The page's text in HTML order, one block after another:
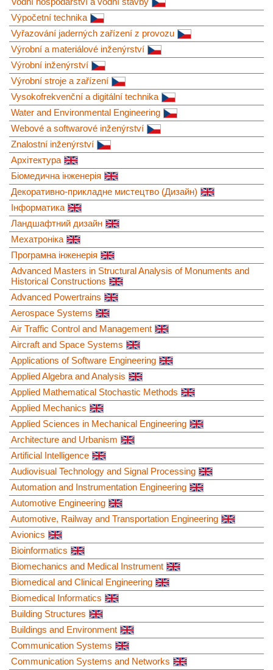
Výpočetní technika
Vyřazování jaderných zařízení z provozu
Výrobní a materiálové inženýrství
Výrobní inženýrství
Výrobní stroje a zařízení
Vysokofrekvenční a digitální technika
Water and Environmental Engineering
Webové a softwarové inženýrství
Znalostní inženýrství
Архітектура
Біомедична інженерія
Декоративно-прикладне мистецтво (Дизайн)
Інформатика
Ландшафтний дизайн
Мехатроніка
Програмна інженерія
Advanced Masters in Structural Analysis of Monuments and
Historical Constructions
Advanced Powertrains
Aerospace Systems
Air Traffic Control and Management
Aircraft and Space Systems
Applications of Software Engineering
Applied Algebra and Analysis
Applied Mathematical Stochastic Methods
Applied Mechanics
Applied Sciences in Mechanical Engineering
Architecture and Urbanism
Artificial Intelligence
Audiovisual Technology and Signal Processing
Automation and Instrumentation Engineering
Automotive Engineering
Automotive, Railway and Transportation Engineering
Avionics
Bioinformatics
Biomechanics and Medical Instrument
Biomedical and Clinical Engineering
Biomedical Informatics
Building Structures
Buildings and Environment
Communication Systems
Communication Systems and Networks